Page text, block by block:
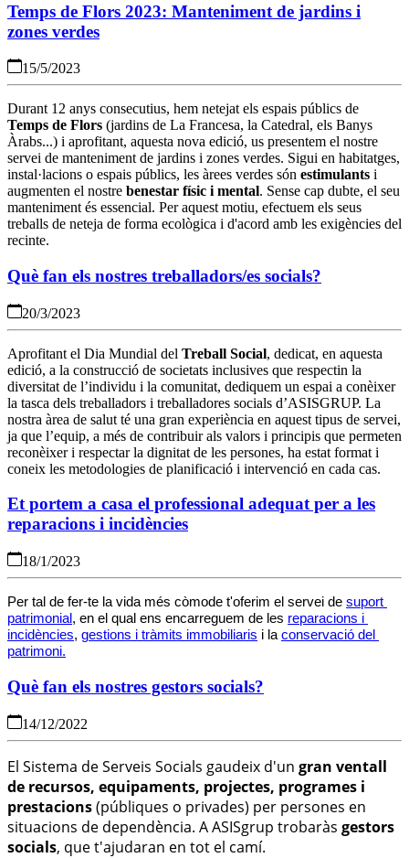
Temps de Flors 2023: Manteniment de jardins i
zones verdes
15/5/2023
Durant 12 anys consecutius, hem netejat els espais públics de
Temps de Flors (jardins de La Francesa, la Catedral, els Banys
Àrabs...) i aprofitant, aquesta nova edició, us presentem el nostre
servei de manteniment de jardins i zones verdes. Sigui en habitatges,
instal·lacions o espais públics, les àrees verdes són estimulants i
augmenten el nostre benestar físic i mental. Sense cap dubte, el seu
manteniment és essencial. Per aquest motiu, efectuem els seus
treballs de neteja de forma ecològica i d'acord amb les exigències del
recinte.
Què fan els nostres treballadors/es socials?
20/3/2023
Aprofitant el Dia Mundial del Treball Social, dedicat, en aquesta
edició, a la construcció de societats inclusives que respectin la
diversitat de l’individu i la comunitat, dediquem un espai a conèixer
la tasca dels treballadors i treballadores socials d’ASISGRUP. La
nostra àrea de salut té una gran experiència en aquest tipus de servei,
ja que l’equip, a més de contribuir als valors i principis que permeten
reconèixer i respectar la dignitat de les persones, ha estat format i
coneix les metodologies de planificació i intervenció en cada cas.
Et portem a casa el professional adequat per a les
reparacions i incidències
18/1/2023
Per tal de fer-te la vida més còmode t'oferim el servei de suport
patrimonial , en el qual ens encarreguem de les reparacions i
incidències, gestions i tràmits immobiliaris i la conservació del
patrimoni.
Què fan els nostres gestors socials?
14/12/2022
El Sistema de Serveis Socials gaudeix d'un gran ventall
de recursos, equipaments, projectes, programes i
prestacions(públiques o privades) per persones en
situacions de dependència. A ASISgrup trobaràs gestors
socials, que t'ajudaran en tot el camí.